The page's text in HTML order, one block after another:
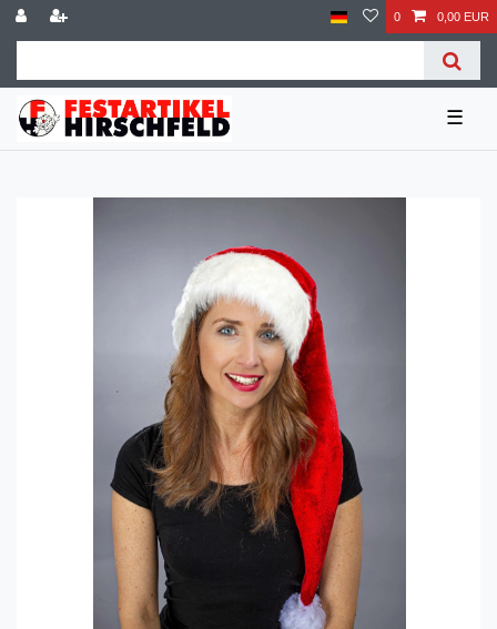
0 0,00 EUR
☰